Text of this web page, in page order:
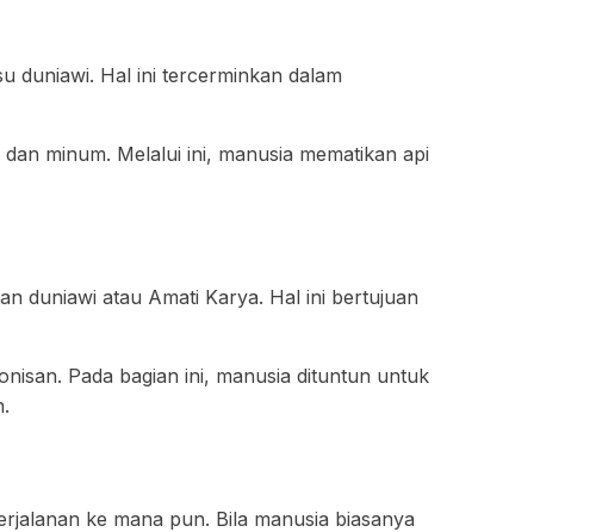
duniawi. Hal ini tercerminkan dalam
minum. Melalui ini, manusia mematikan api
duniawi atau Amati Karya. Hal ini bertujuan
Pada bagian ini, manusia dituntun untuk
ke mana pun. Bila manusia biasanya